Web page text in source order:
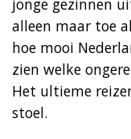
alleen maar toe
hoe mooi
zien welke
Het ultieme
stoel.